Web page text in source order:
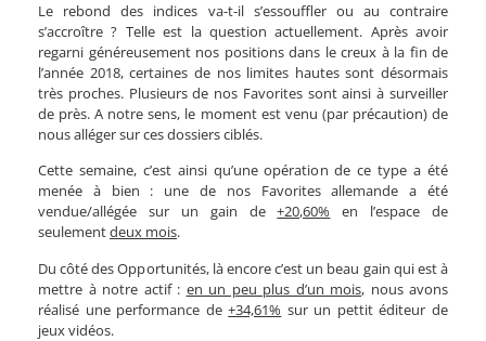
Le rebond des indices va-t-il s’essouffler ou au contraire
s’accroître ? Telle est la question actuellement. Après avoir
regarni généreusement nos positions dans le creux à la fin de
l’année 2018, certaines de nos limites hautes sont désormais
très proches. Plusieurs de nos Favorites sont ainsi à surveiller
de près. A notre sens, le moment est venu (par précaution) de
nous alléger sur ces dossiers ciblés.
Cette semaine, c’est ainsi qu’une opération de ce type a été
menée à bien : une de nos Favorites allemande a été
vendue/allégée sur un gain de+20,60% en l’espace de
seulementdeux mois.
Du côté des Opportunités, là encore c’est un beau gain qui est à
mettre à notre actif : en un peu plus d’un mois, nous avons
réalisé une performance de+34,61% sur un pettit éditeur de
jeux vidéos.